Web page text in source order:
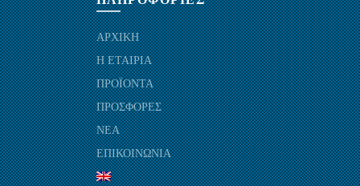
ΑΡΧΙΚΗ
Η ΕΤΑΙΡΙΑ
ΠΡΟΪΟΝΤΑ
ΠΡΟΣΦΟΡΕΣ
ΝΕΑ
ΕΠΙΚΟΙΝΩΝΙΑ